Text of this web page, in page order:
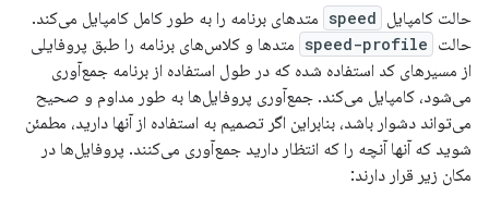
حالت کامپایل speed متدهای برنامه را به طور کامل کامپایل می‌کند.
حالت speed-profile متدها و کلاس‌های برنامه را طبق پروفایلی
از مسیرهای کد استفاده شده که در طول استفاده از برنامه جمع‌آوری
می‌شود، کامپایل می‌کند. جمع‌آوری پروفایل‌ها به طور مداوم و صحیح
می‌تواند دشوار باشد، بنابراین اگر تصمیم به استفاده از آنها دارید، مطمئن
شوید که آنها آنچه را که انتظار دارید جمع‌آوری می‌کنند. پروفایل‌ها در
مکان زیر قرار دارند: